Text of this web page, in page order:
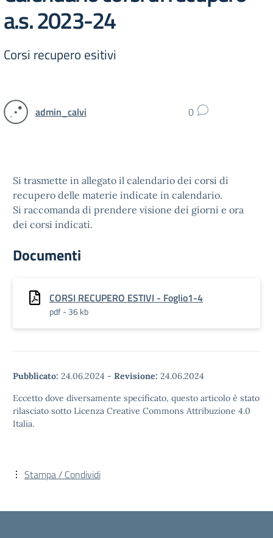
a.s. 2023-24
Corsi recupero esitivi
admin_calvi 0
Si trasmette in allegato il calendario dei corsi di
recupero delle materie indicate in calendario.
Si raccomanda di prendere visione dei giorni e ora
dei corsi indicati.
Documenti
CORSI RECUPERO ESTIVI - Foglio1-4
pdf - 36 kb
Pubblicato: 24.06.2024 - Revisione: 24.06.2024
Eccetto dove diversamente specificato, questo articolo è stato
rilasciato sotto Licenza Creative Commons Attribuzione 4.0
Italia.
Stampa / Condividi